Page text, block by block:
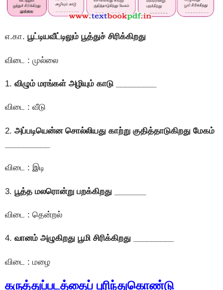
எ.கா. பூட்டியவீட்டிலும் பூத்துச் சிரிக்கிறது
விடை : முல்லை
1. விழும் மரங்கள் அழியும் காடு _________
விடை : வீடு
2. அப்படியென்ன சொல்லியது காற்று குதித்தாடுகிறது மேகம்
விடை : இடி
3. பூத்த மலரொன்று பறக்கிறது _______
விடை : தென்றல்
4. வானம் அழுகிறது பூமி சிரிக்கிறது _________
விடை : மழை
கருத்துப்படத்தைப் புரிந்துகொண்டு